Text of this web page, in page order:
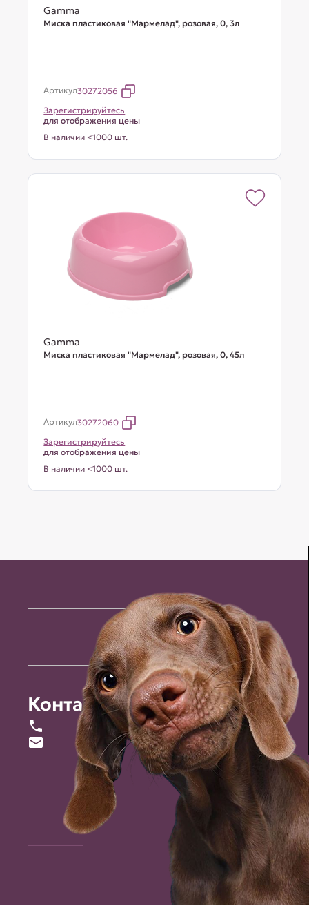
Gamma
Миска пластиковая "Мармелад", розовая, 0, 3л
Артикул30272056
Зарегистрируйтесь
для отображения цены
В наличии <1000 шт.
Gamma
Миска пластиковая "Мармелад", розовая, 0, 45л
Артикул30272060
Зарегистрируйтесь
для отображения цены
В наличии <1000 шт.
Контакты